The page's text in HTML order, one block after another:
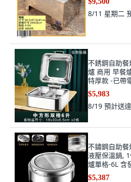
8/11 星期二
不銹鋼自助
爐 商用 早餐
特厚款 -已帶
$5,983
8/19 預計送達
不鏽鋼自助
液壓保溫鍋,
爐單格-6L 含
爐單格
$5,387